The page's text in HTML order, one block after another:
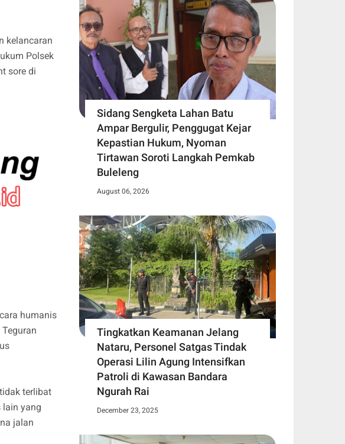
kelancaran
Polsek
sore di
humanis
terlibat
lain yang
jalan
Sidang Sengketa Lahan Batu
Ampar Bergulir, Penggugat Kejar
Kepastian Hukum, Nyoman
Tirtawan Soroti Langkah Pemkab
Buleleng
August 06, 2026
Tingkatkan Keamanan Jelang
Nataru, Personel Satgas Tindak
Operasi Lilin Agung Intensifkan
Patroli di Kawasan Bandara
Ngurah Rai
December 23, 2025